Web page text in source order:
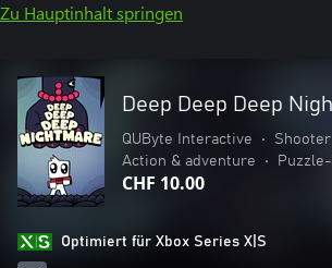
Zu Hauptinhalt springen
Deep Deep Deep
QUByte Interactive • Shooter
Action & adventure
•
CHF 10.00
Optimiert für Xbox Series X|S